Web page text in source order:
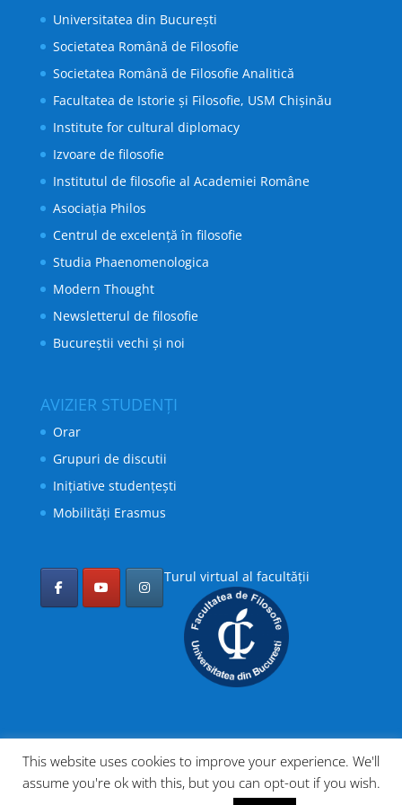
aceste elemente care au determinat în mod destinal
suportat, sub influența secularizării, multiple
resemnificări prin care icoana a dobândit noi valori în
arta liturgică.
Universitatea din București
Societatea Română de Filosofie
Societatea Română de Filosofie Analitică
Facultatea de Istorie și Filosofie, USM Chișinău
Institute for cultural diplomacy
Izvoare de filosofie
Institutul de filosofie al Academiei Române
Asociația Philos
Centrul de excelență în filosofie
Studia Phaenomenologica
Modern Thought
Newsletterul de filosofie
Bucureștii vechi și noi
AVIZIER STUDENȚI
Orar
Grupuri de discutii
Inițiative studențești
Mobilități Erasmus
Turul virtual al facultății
This website uses cookies to improve your experience. We'll
assume you're ok with this, but you can opt-out if you wish.